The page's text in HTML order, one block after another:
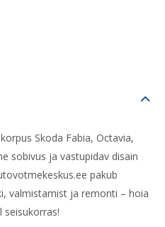
Skoda Fabia, Octavia,
sobivus ja vastupidav disain
pakub
valmistamist ja remonti – hoia